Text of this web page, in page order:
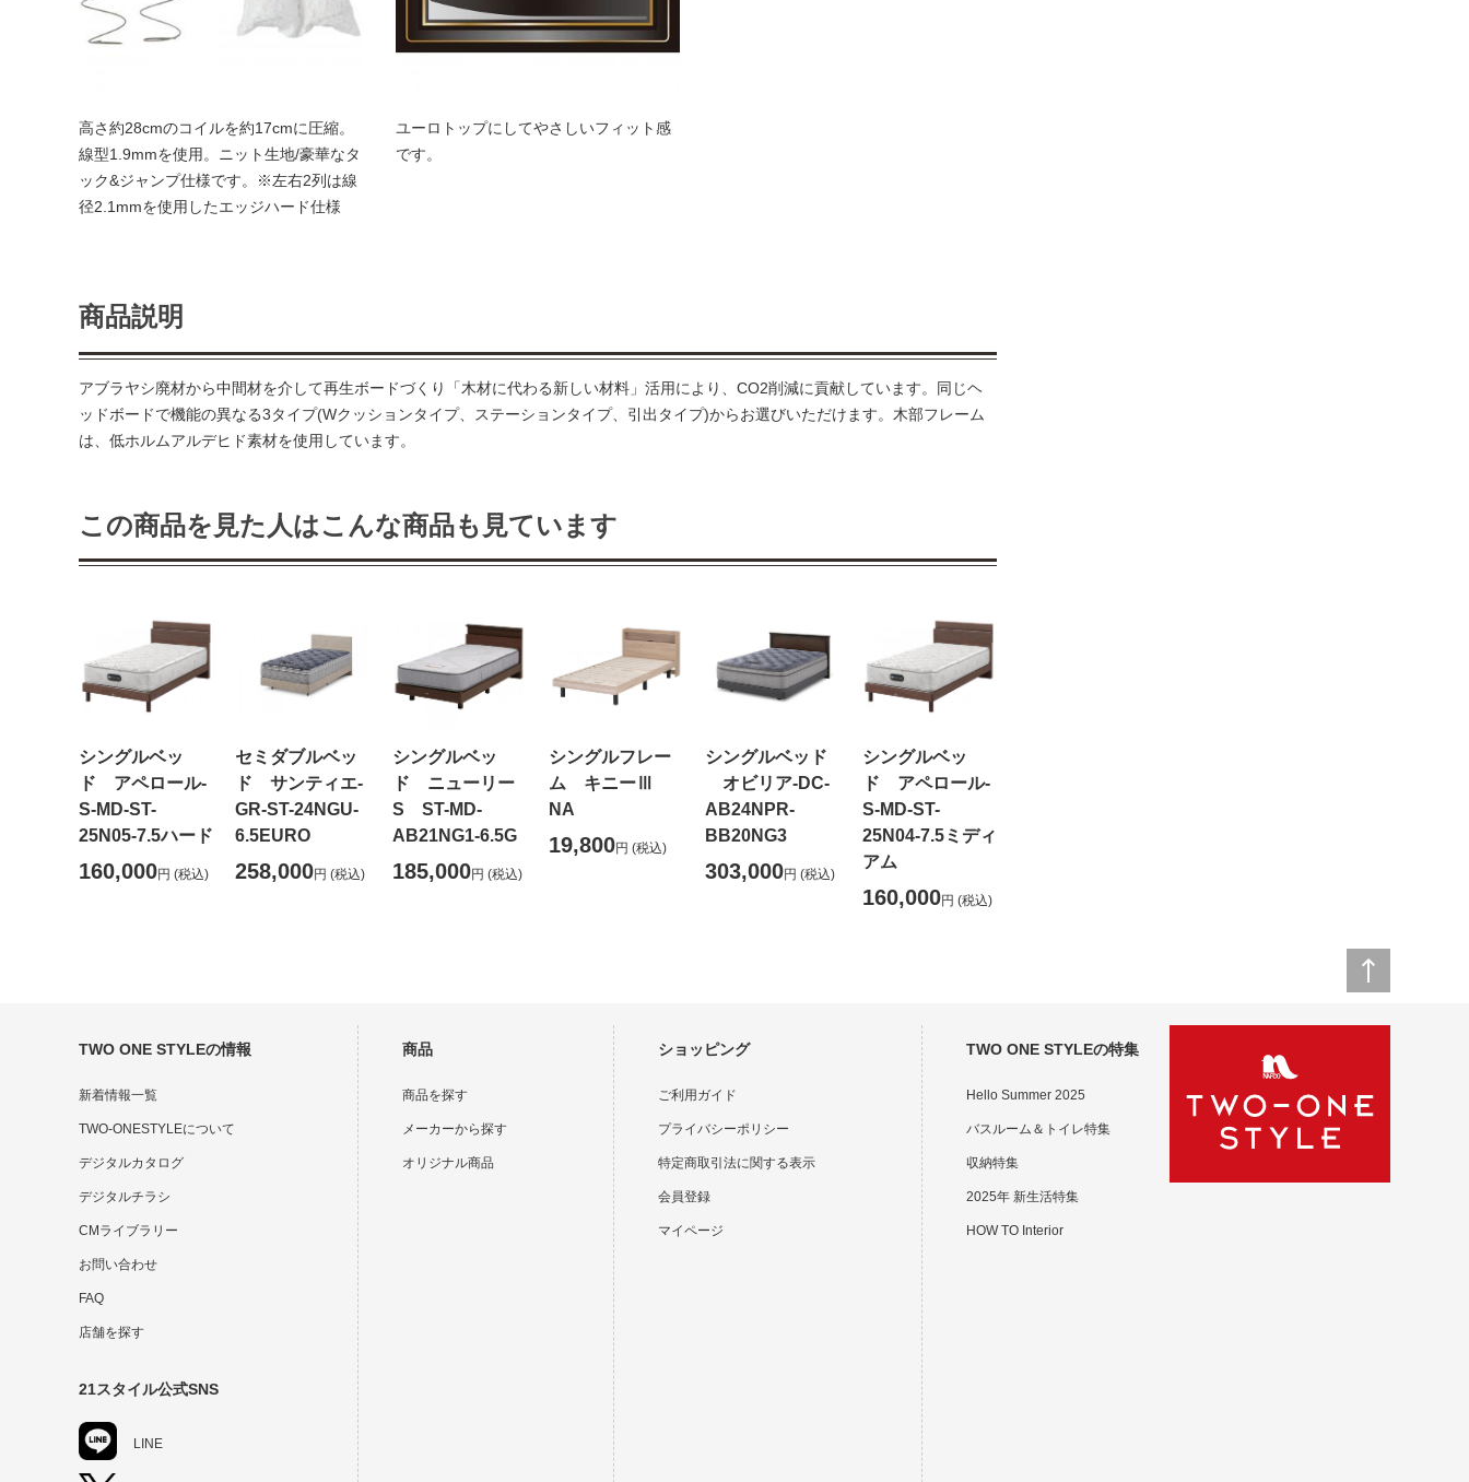
高さ約28cmのコイルを約17cmに圧縮。
線型1.9mmを使用。ニット生地/豪華なタ
ック&ジャンプ仕様です。※左右2列は線
径2.1mmを使用したエッジハード仕様
ユーロトップにしてやさしいフィット感
です。
商品説明
アブラヤシ廃材から中間材を介して再生ボードづくり「木材に代わる新しい材料」活用により、CO2削減に貢献しています。同じヘ
ッドボードで機能の異なる3タイプ(Wクッションタイプ、ステーションタイプ、引出タイプ)からお選びいただけます。木部フレーム
は、低ホルムアルデヒド素材を使用しています。
この商品を見た人はこんな商品も見ています
シングルベッ
ド アペロール-
S-MD-ST-
25N05-7.5ハード
160,000円 (税込)
セミダブルベッ
ド サンティエ-
GR-ST-24NGU-
6.5EURO
258,000円 (税込)
シングルベッ
ド ニューリー
S ST-MD-
AB21NG1-6.5G
185,000円 (税込)
シングルフレー
ム キニーⅢ
NA
19,800円 (税込)
シングルベッド
オビリア-DC-
AB24NPR-
BB20NG3
303,000円 (税込)
シングルベッ
ド アペロール-
S-MD-ST-
25N04-7.5ミディ
アム
160,000円 (税込)
TWO ONE STYLEの情報
新着情報一覧
TWO-ONESTYLEについて
デジタルカタログ
デジタルチラシ
CMライブラリー
お問い合わせ
FAQ
店舗を探す
21スタイル公式SNS
LINE
商品
商品を探す
メーカーから探す
オリジナル商品
ショッピング
ご利用ガイド
プライバシーポリシー
特定商取引法に関する表示
会員登録
マイページ
TWO ONE STYLEの特集
Hello Summer 2025
バスルーム＆トイレ特集
収納特集
2025年 新生活特集
HOW TO Interior